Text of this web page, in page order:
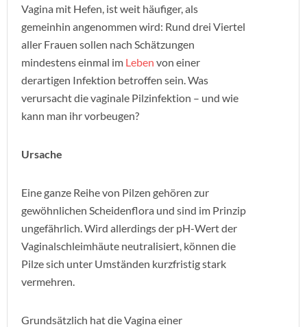
Vagina mit Hefen, ist weit häufiger, als
gemeinhin angenommen wird: Rund drei Viertel
aller Frauen sollen nach Schätzungen
mindestens einmal im Leben von einer
derartigen Infektion betroffen sein. Was
verursacht die vaginale Pilzinfektion – und wie
kann man ihr vorbeugen?
Ursache
Eine ganze Reihe von Pilzen gehören zur
gewöhnlichen Scheidenflora und sind im Prinzip
ungefährlich. Wird allerdings der pH-Wert der
Vaginalschleimhäute neutralisiert, können die
Pilze sich unter Umständen kurzfristig stark
vermehren.
Grundsätzlich hat die Vagina einer